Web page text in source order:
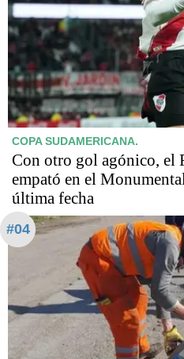
COPA SUDAMERICANA.
Con otro gol agónico, el
empató en el
última fecha
#04